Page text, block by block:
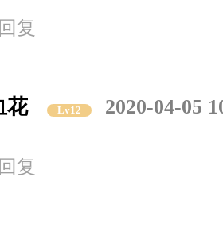
回复
花 Lv12
2020-04-05
回复